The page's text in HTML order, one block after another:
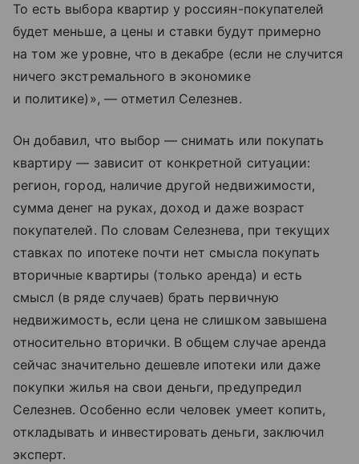
То есть выбора квартир у россиян-покупателей
будет меньше, а цены и ставки будут примерно
на том же уровне, что в декабре (если не случится
ничего экстремального в экономике
и политике)», — отметил Селезнев.
Он добавил, что выбор — снимать или покупать
квартиру — зависит от конкретной ситуации:
регион, город, наличие другой недвижимости,
сумма денег на руках, доход и даже возраст
покупателей. По словам Селезнева, при текущих
ставках по ипотеке почти нет смысла покупать
вторичные квартиры (только аренда) и есть
смысл (в ряде случаев) брать первичную
недвижимость, если цена не слишком завышена
относительно вторички. В общем случае аренда
сейчас значительно дешевле ипотеки или даже
покупки жилья на свои деньги, предупредил
Селезнев. Особенно если человек умеет копить,
откладывать и инвестировать деньги, заключил
эксперт.